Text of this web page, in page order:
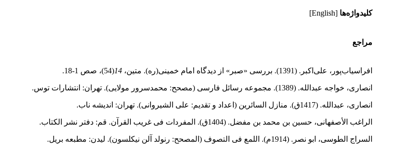
کلیدواژه‌ها [English]
مراجع
افراسیاب‌پور، علی‌اکبر. (1391). بررسی «صبر» از دیدگاه امام خمینی(ره). متین، 14(54)، صص 1-18.
انصاری، خواجه عبدالله. (1389). مجموعه رسائل فارسی (مصحح: محمدسرور مولایی). تهران: انتشارات توس.
انصاری، عبدالله. (1417ق). منازل السائرین (اعداد و تقدیم: علی الشیروانی). تهران: اندیشه ناب.
الراغب الأصفهانی، حسین بن محمد بن مفضل. (1404ق). المفردات فی غریب القرآن. قم: دفتر نشر الکتاب.
السراج الطوسی، ابو نصر. (1914م). اللمع فی التصوف (المصحح: رنولد آلن نیکلسون). لیدن: مطبعه بریل.